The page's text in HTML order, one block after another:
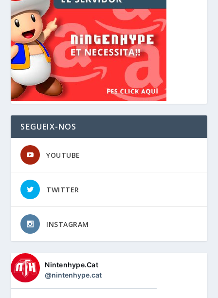
SEGUEIX-NOS
YOUTUBE
TWITTER
INSTAGRAM
Nintenhype.Cat
@nintenhype.cat